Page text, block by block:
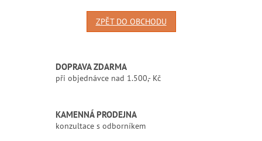
ZPĚT DO OBCHODU
DOPRAVA ZDARMA
při objednávce nad 1.500,- Kč
KAMENNÁ PRODEJNA
konzultace s odborníkem